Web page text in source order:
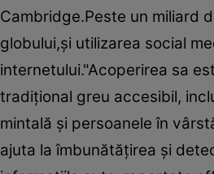
Cambridge.Peste un miliard
globului,şi utilizarea social
internetului."Acoperirea sa
tradiţional greu accesibil,
mintală şi persoanele în
ajuta la îmbunătăţirea şi